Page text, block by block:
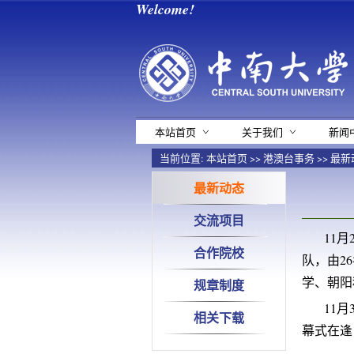
Welcome!
本站首页 关于我们 新闻
当前位置: 本站首页>>港澳台事务>>最新
最新动态
交流项目
合作院校
规章制度
相关下载
11
队，由
学、朝
11
幕式在